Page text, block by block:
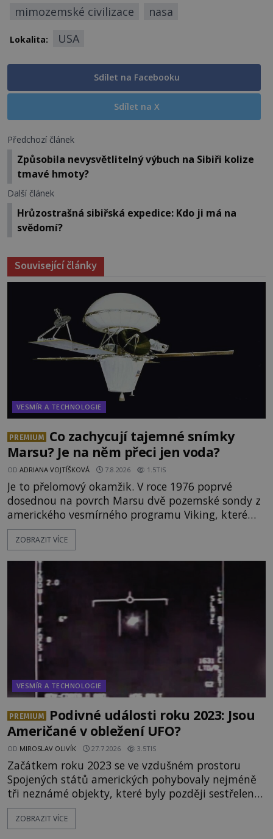
mimozemské civilizace
nasa
Lokalita: USA
Sdílet na Facebooku
Sdílet na X
Předchozí článek
Způsobila nevysvětlitelný výbuch na Sibiři kolize
tmavé hmoty?
Další článek
Hrůzostrašná sibiřská expedice: Kdo ji má na
svědomí?
Související články
VESMÍR A TECHNOLOGIE
PREMIUM
Co zachycují tajemné snímky
Marsu? Je na něm přeci jen voda?
OD ADRIANA VOJTÍŠKOVÁ 7.8.2026 1.5TIS
Je to přelomový okamžik. V roce 1976 poprvé
dosednou na povrch Marsu dvě pozemské sondy z
amerického vesmírného programu Viking, které
jsou schopny pořídit fotografie záhadami
opředené rudé planety. Viking 1 zde zaznamená
zvané Cydonie totiž zachytí podivný útvar
připomínající lidskou tvář. NASA (Národní úřad
ZOBRAZIT VÍCE
VESMÍR A TECHNOLOGIE
PREMIUM
Podivné události roku 2023: Jsou
Američané v obležení UFO?
OD MIROSLAV OLIVÍK 27.7.2026 3.5TIS
Začátkem roku 2023 se ve vzdušném prostoru
Spojených států amerických pohybovaly nejméně
tři neznámé objekty, které byly později sestřeleny.
Do dnešních dnů nebyly trosky těchto létajících
těles objeveny. Je možné, že šlo o nějaké nové
ZOBRAZIT VÍCE